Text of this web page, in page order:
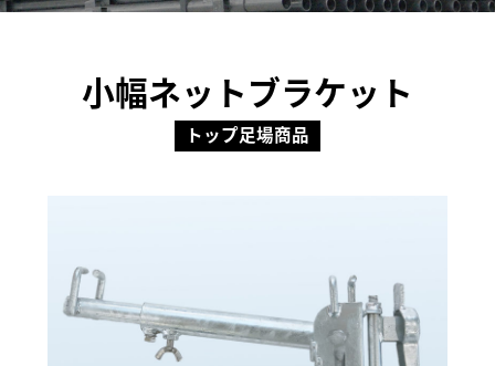
小幅ネットブラケット
トップ足場商品